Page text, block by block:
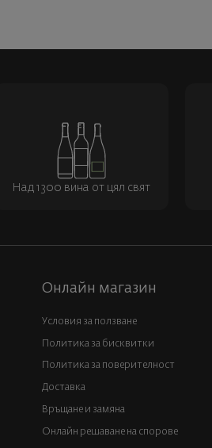
Над 1300 вина от цял свят
Онлайн магазин
Условия за ползване
Политика за бисквитки
Политика за поверителност
Доставка
Връщане и замяна
Онлайн решаване на спорове